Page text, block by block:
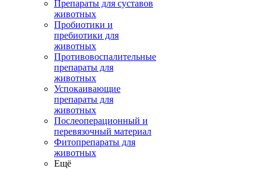
Препараты для суставов
животных
Пробиотики и
пребиотики для
животных
Противовоспалительные
препараты для
животных
Успокаивающие
препараты для
животных
Послеоперационный и
перевязочный материал
Фитопрепараты для
животных
Ещё